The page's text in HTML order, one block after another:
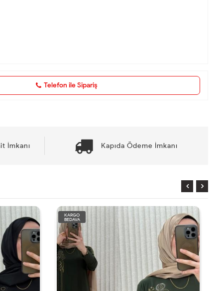
Telefon ile Sipariş
İmkanı Kapıda Ödeme İmkanı
BEDAVA